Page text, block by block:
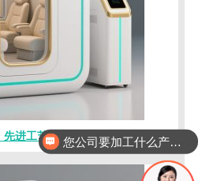
进工艺，打造高品质氧舱舱体！您公司要加工什么产品？